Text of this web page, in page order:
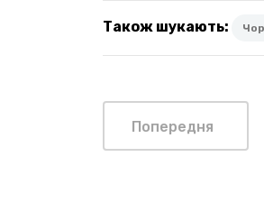
Також шукають:
Попередня